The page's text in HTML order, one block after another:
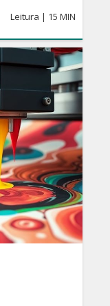
Leitura | 15 MIN